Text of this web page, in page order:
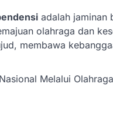
adalah jaminan
olahraga dan
membawa
Melalui